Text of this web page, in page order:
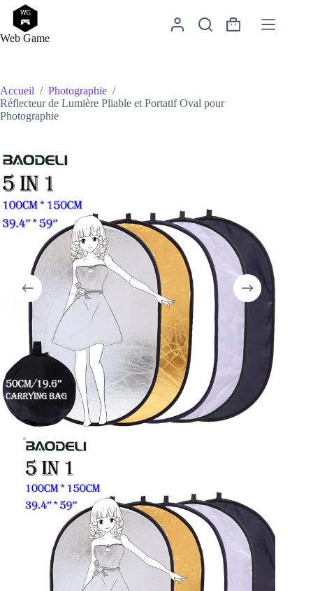
Passer
contenu
Web Game
Panier
Accueil / Photographie /
Réflecteur de Lumière Pliable et Portatif Oval pour
Photographie